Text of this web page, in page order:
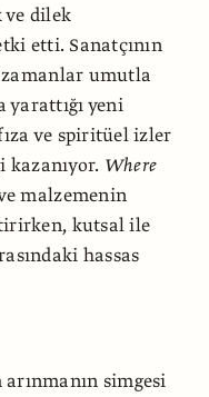
ve dilek
etti. Sanatçının
zamanlar umutla
yarattığı yeni
ve spiritüel izler
kazanıyor. Where
malzemenin
kutsal ile
hassas
simgesi